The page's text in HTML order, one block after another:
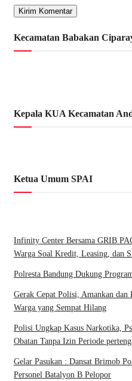
Kecamatan Babakan
Kepala KUA Kecamatan
Ketua Umum SPAI
Infinity Center Bersama GRIB
Warga Soal Kredit, Leasing, dan
Polresta Bandung Dukung
Gerak Cepat Polisi, Amankan
Warga yang Sempat Hilang
Polisi Ungkap Kasus Narkotika,
Obatan Tanpa Izin Periode
Gelar Pasukan : Dansat Brimob
Personel Batalyon B Pelopor